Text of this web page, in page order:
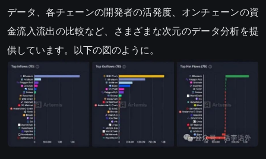
データ、各チェーンの開発者の活発度、オンチェーンの資
金流入流出の比較など、さまざまな次元のデータ分析を提
供しています。以下の図のように。